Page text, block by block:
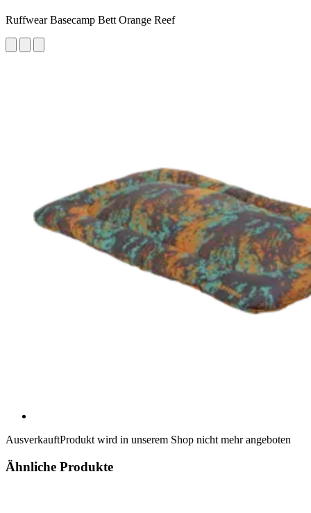
Ruffwear Basecamp Bett Orange Reef
AusverkauftProdukt wird in unserem Shop nicht mehr angeboten
Ähnliche Produkte